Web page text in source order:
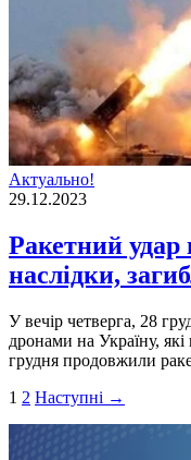
Актуально!
29.12.2023
Ракетний удар
наслідки,
У вечір четверга, 28
дронами на Україну,
грудня продовжили
Пагінація
записів
1 2 Наступні →